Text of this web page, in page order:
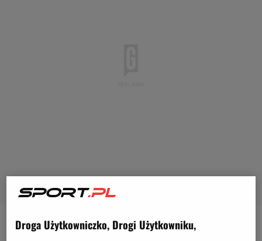
Iga Świąteki Hubert Hurkacz to największe gwiazdy
Droga Użytkowniczko, Drogi Użytkowniku,